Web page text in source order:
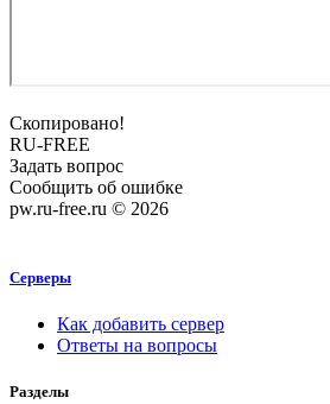
Скопировано!
RU-FREE
Задать вопрос
Сообщить об ошибке
pw.ru-free.ru © 2026
Серверы
Как добавить сервер
Ответы на вопросы
Разделы